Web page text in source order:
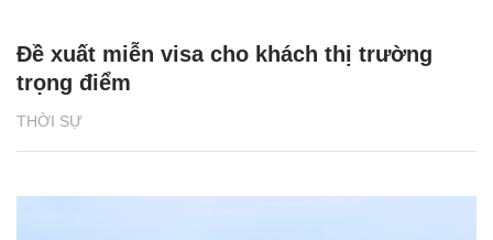
THỜI SỰ
Đề xuất miễn visa cho khách thị trường
trọng điểm